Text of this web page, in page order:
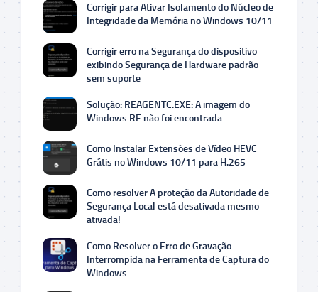
Corrigir para Ativar Isolamento do Núcleo de
Integridade da Memória no Windows 10/11
Corrigir erro na Segurança do dispositivo
exibindo Segurança de Hardware padrão
sem suporte
Solução: REAGENTC.EXE: A imagem do
Windows RE não foi encontrada
Como Instalar Extensões de Vídeo HEVC
Grátis no Windows 10/11 para H.265
Como resolver A proteção da Autoridade de
Segurança Local está desativada mesmo
ativada!
Como Resolver o Erro de Gravação
Interrompida na Ferramenta de Captura do
Windows